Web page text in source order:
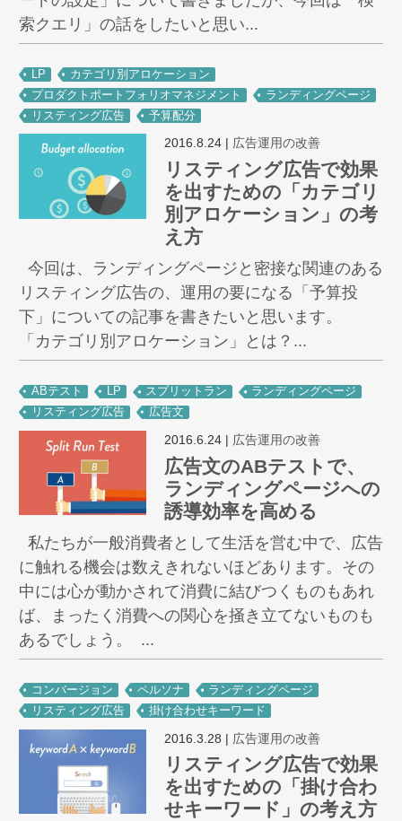
索クエリ」の話をしたいと思い...
LP
カテゴリ別アロケーション
プロダクトポートフォリオマネジメント
ランディングページ
リスティング広告
予算配分
2016.8.24 | 広告運用の改善
リスティング広告で効果
を出すための「カテゴリ
別アロケーション」の考
え方
今回は、ランディングページと密接な関連のある
リスティング広告の、運用の要になる「予算投
下」についての記事を書きたいと思います。
「カテゴリ別アロケーション」とは？...
ABテスト LP スプリットラン
ランディングページ
リスティング広告
広告文
2016.6.24 | 広告運用の改善
広告文のABテストで、
ランディングページへの
誘導効率を高める
私たちが一般消費者として生活を営む中で、広告
に触れる機会は数えきれないほどあります。その
中には心が動かされて消費に結びつくものもあれ
ば、まったく消費への関心を掻き立てないものも
あるでしょう。 ...
コンバージョン ペルソナ
ランディングページ
リスティング広告
掛け合わせキーワード
2016.3.28 | 広告運用の改善
リスティング広告で効果
を出すための「掛け合わ
せキーワード」の考え方